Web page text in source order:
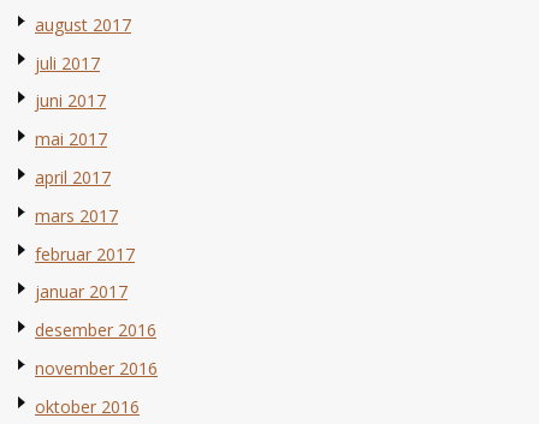
august 2017
juli 2017
juni 2017
mai 2017
april 2017
mars 2017
februar 2017
januar 2017
desember 2016
november 2016
oktober 2016